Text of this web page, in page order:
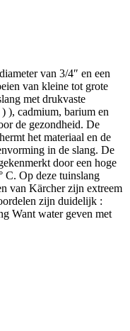
van 3/4″ en een
van kleine tot grote
met drukvaste
), cadmium, barium en
de gezondheid. De
het materiaal en de
in de slang. De
door een hoge
C. Op deze tuinslang
van Kärcher zijn extreem
zijn duidelijk :
Want water geven met